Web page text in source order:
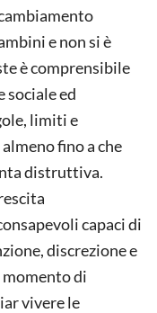
e non si è
è comprensibile
sociale ed
limiti e
fino a che
distruttiva.
capaci di
discrezione e
momento di
vivere le